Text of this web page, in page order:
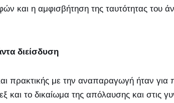
και η αμφισβήτηση της ταυτότητας του
διείσδυση
πρακτικής με την αναπαραγωγή ήταν για
και το δικαίωμα της απόλαυσης και στις